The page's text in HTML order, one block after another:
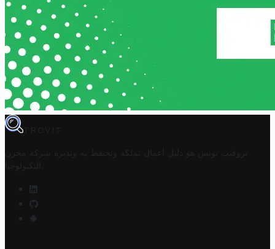
TROVIT
تروفيت تونس هو دليل أعمال تملكه وتحتفظ به وتديره
شركة مخزن
التكنولوجيا